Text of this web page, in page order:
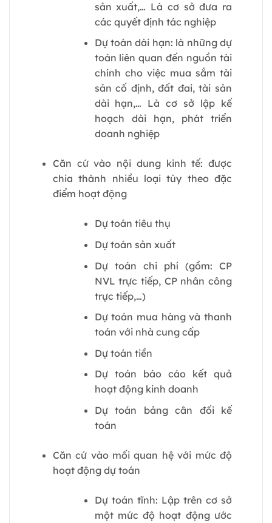
sản xuất,… Là cơ sở đưa ra
các quyết định tác nghiệp
Dự toán dài hạn: là những dự
toán liên quan đến nguồn tài
chính cho việc mua sắm tài
sản cố định, đất đai, tài sản
dài hạn,… Là cơ sở lập kế
hoạch dài hạn, phát triển
doanh nghiệp
Căn cứ vào nội dung kinh tế: được
chia thành nhiều loại tùy theo đặc
điểm hoạt động
Dự toán tiêu thụ
Dự toán sản xuất
Dự toán chi phí (gồm: CP
NVL trực tiếp, CP nhân công
trực tiếp,…)
Dự toán mua hàng và thanh
toán với nhà cung cấp
Dự toán tiền
Dự toán báo cáo kết quả
hoạt động kinh doanh
Dự toán bảng cân đối kế
toán
Căn cứ vào mối quan hệ với mức độ
hoạt động dự toán
Dự toán tĩnh: Lập trên cơ sở
một mức độ hoạt động ước